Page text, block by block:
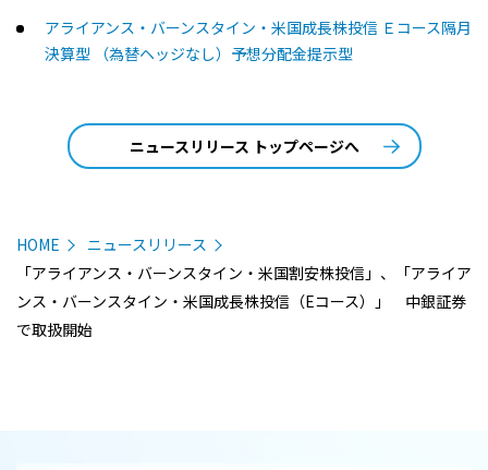
アライアンス・バーンスタイン・米国成長株投信 Ｅコース隔月
決算型 （為替ヘッジなし）予想分配金提示型
ニュースリリース トップページへ
HOME
ニュースリリース
「アライアンス・バーンスタイン・米国割安株投信」、「アライア
ンス・バーンスタイン・米国成長株投信（Eコース）」 中銀証券
で取扱開始